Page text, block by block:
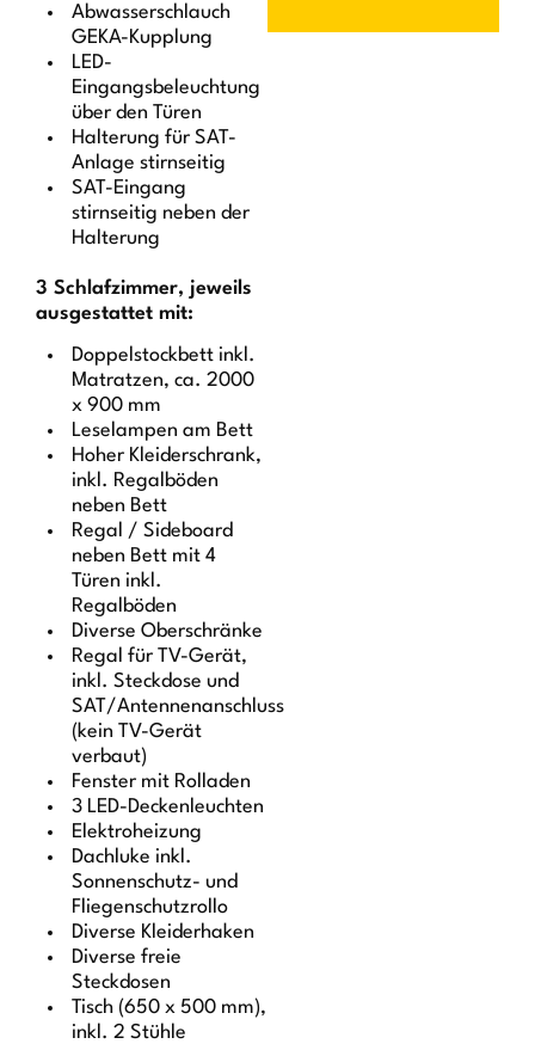
Abwasserschlauch
GEKA-Kupplung
LED-
Eingangsbeleuchtung
über den Türen
Halterung für SAT-
Anlage stirnseitig
SAT-Eingang
stirnseitig neben der
Halterung
3 Schlafzimmer, jeweils
ausgestattet mit:
Doppelstockbett inkl.
Matratzen, ca. 2000
x 900 mm
Leselampen am Bett
Hoher Kleiderschrank,
inkl. Regalböden
neben Bett
Regal / Sideboard
neben Bett mit 4
Türen inkl.
Regalböden
Diverse Oberschränke
Regal für TV-Gerät,
inkl. Steckdose und
SAT/Antennenanschluss
(kein TV-Gerät
verbaut)
Fenster mit Rolladen
3 LED-Deckenleuchten
Elektroheizung
Dachluke inkl.
Sonnenschutz- und
Fliegenschutzrollo
Diverse Kleiderhaken
Diverse freie
Steckdosen
Tisch (650 x 500 mm),
inkl. 2 Stühle